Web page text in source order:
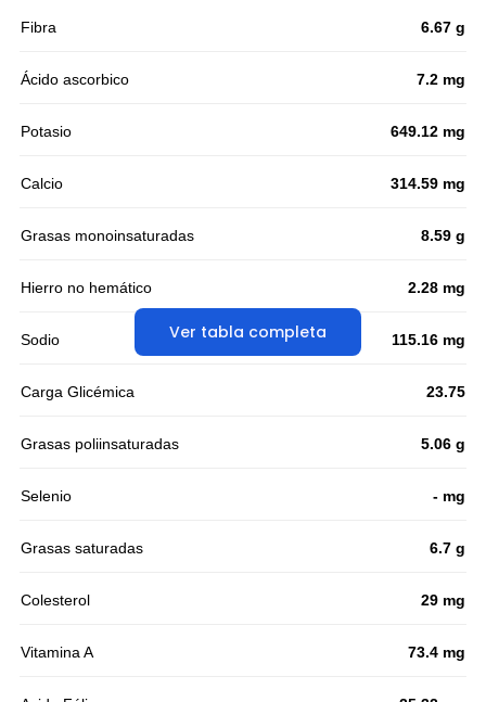
Ver tabla completa
Fibra 6.67 g
Ácido ascorbico 7.2 mg
Potasio 649.12 mg
Calcio 314.59 mg
Grasas monoinsaturadas 8.59 g
Hierro no hemático 2.28 mg
Sodio 115.16 mg
Carga Glicémica 23.75
Grasas poliinsaturadas 5.06 g
Selenio - mg
Grasas saturadas 6.7 g
Colesterol 29 mg
Vitamina A 73.4 mg